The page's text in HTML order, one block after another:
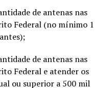
de antenas nas
Federal (no mínimo 1
de antenas nas
Federal e atender os
ou superior a 500 mil